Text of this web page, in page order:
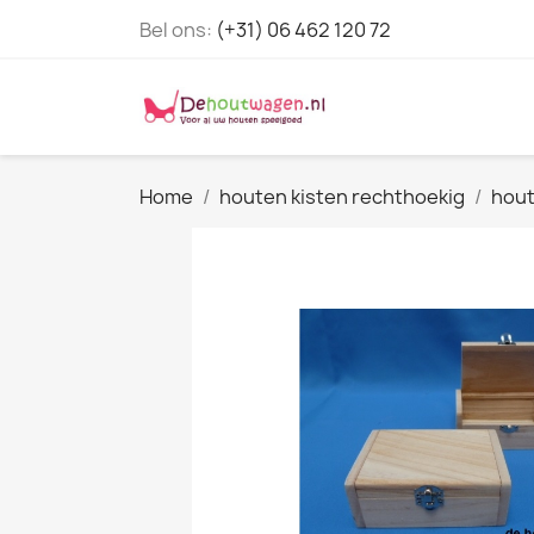
Bel ons: (+31) 06 462 120 72
Home houten kisten rechthoekig